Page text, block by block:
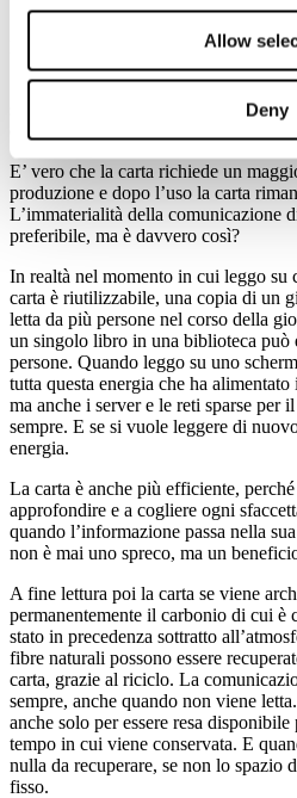
Allow
Deny
Editoriale tratto dalla
Spesso quando si pensa alle varie
sentiamo dire che la carta è uno
E’ vero che la carta richiede un
produzione e dopo l’uso la carta
L’immaterialità della comunicazione
preferibile, ma è davvero così?
In realtà nel momento in cui leggo su
carta è riutilizzabile, una copia di un
letta da più persone nel corso della
un singolo libro in una biblioteca può
persone. Quando leggo su uno
tutta questa energia che ha
ma anche i server e le reti sparse per
sempre. E se si vuole leggere di
energia.
La carta è anche più efficiente,
approfondire e a cogliere ogni
quando l’informazione passa nella
non è mai uno spreco, ma un
A fine lettura poi la carta se viene
permanentemente il carbonio di cui è
stato in precedenza sottratto
fibre naturali possono essere
carta, grazie al riciclo. La
sempre, anche quando non viene
anche solo per essere resa
tempo in cui viene conservata. E
nulla da recuperare, se non lo spazio
fisso.